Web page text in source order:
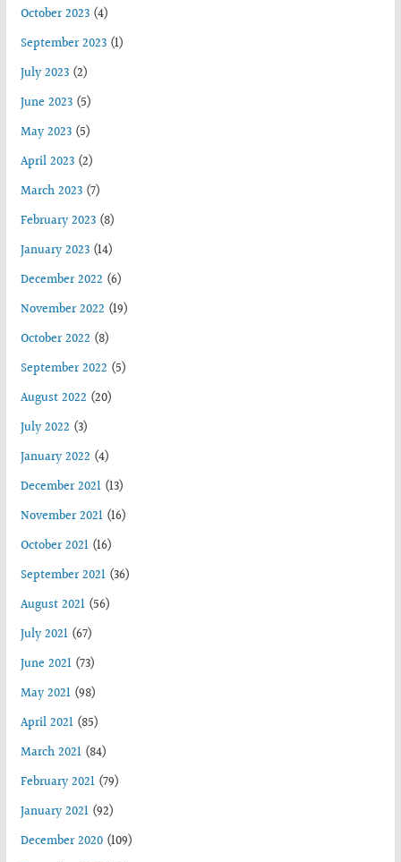
October 2023(4)
September 2023(1)
July 2023(2)
June 2023(5)
May 2023(5)
April 2023(2)
March 2023(7)
February 2023(8)
January 2023(14)
December 2022 (6)
November 2022 (19)
October 2022 (8)
September 2022 (5)
August 2022 (20)
July 2022 (3)
January 2022 (4)
December 2021(13)
November 2021(16)
October 2021(16)
September 2021(36)
August 2021(56)
July 2021(67)
June 2021(73)
May 2021(98)
April 2021(85)
March 2021(84)
February 2021(79)
January 2021(92)
December 2020(109)